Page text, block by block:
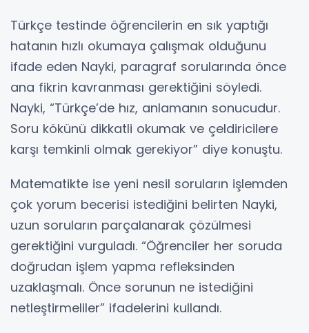
Türkçe testinde öğrencilerin en sık yaptığı
hatanın hızlı okumaya çalışmak olduğunu
ifade eden Nayki, paragraf sorularında önce
ana fikrin kavranması gerektiğini söyledi.
Nayki, “Türkçe’de hız, anlamanın sonucudur.
Soru kökünü dikkatli okumak ve çeldiricilere
karşı temkinli olmak gerekiyor” diye konuştu.
Matematikte ise yeni nesil soruların işlemden
çok yorum becerisi istediğini belirten Nayki,
uzun soruların parçalanarak çözülmesi
gerektiğini vurguladı. “Öğrenciler her soruda
doğrudan işlem yapma refleksinden
uzaklaşmalı. Önce sorunun ne istediğini
netleştirmeliler” ifadelerini kullandı.